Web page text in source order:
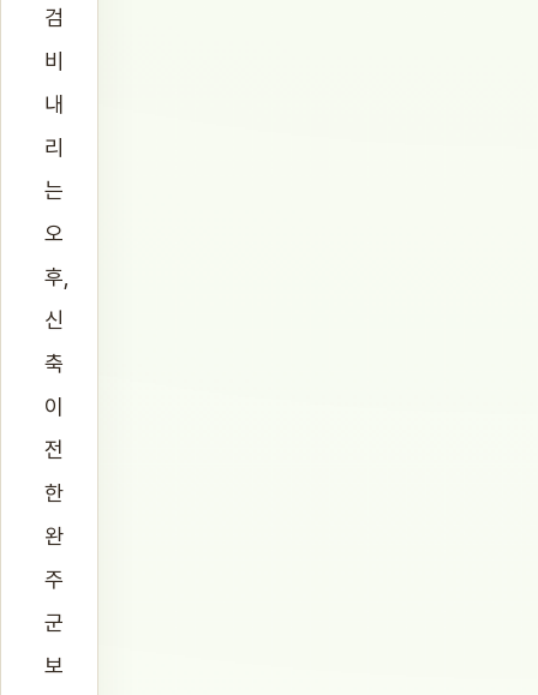
검
비
내
리
는
오
후,
신
축
이
전
한
완
주
군
보